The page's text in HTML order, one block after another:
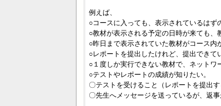
例えば、
○コースに入っても、表示されているはず
○教材が表示される予定の日時が来ても、
○昨日まで表示されていた教材がコース内
○レポートを提出したけれど、提出できて
○１度しか実行できない教材で、ネット
○テストやレポートの成績が知りたい。
〇テストを受けること（レポートを提出
〇先生へメッセージを送っているが、返